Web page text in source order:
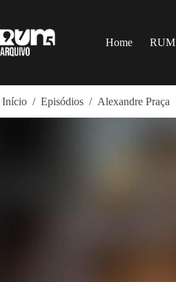
o
conteúdo
Home RUM
Início / Episódios / Alexandre Praça